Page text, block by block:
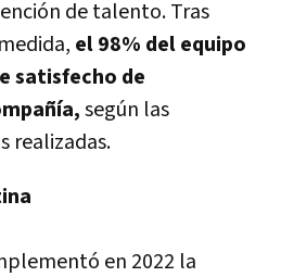
de talento. Tras
el 98% del equipo
satisfecho de
según las
realizadas.
en 2022 la